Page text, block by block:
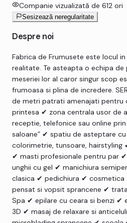
Companie vizualizată de 612 ori
Sesizează neregularitate
Despre noi
Fabrica de Frumusete este locul
realitate. Te asteapta o echipa
meseriei lor al caror singur scop
frumoasa si plina de incredere.
de metri patrati amenajati pentru
printesa ✔ zona centrala usor de
receptie, telefonice sau online
saloane” ✔ spatiu de asteptare
colorimetrie, tunsoare,
✔ masti profesionale pentru par
unghii cu gel ✔ manichiura
clasica ✔ pedichiura ✔
pensat si vopsit sprancene ✔
Spa ✔ epilare cu ceara si benzi ✔
3D ✔ masaj de relaxare si